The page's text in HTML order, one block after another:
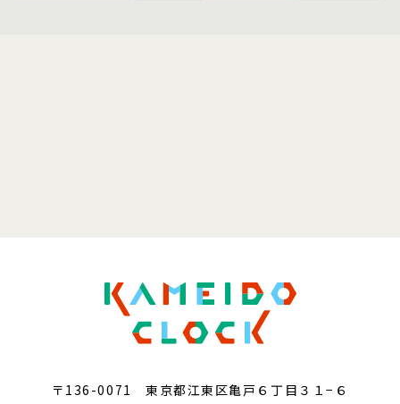
〒136-0071 東京都江東区亀戸６丁目３１−６